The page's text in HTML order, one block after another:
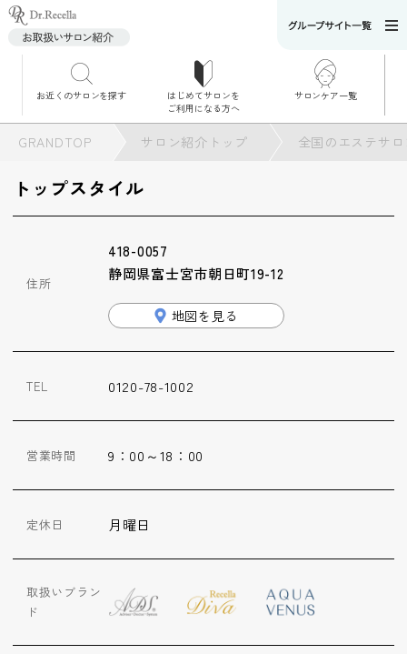
お近くのサロンを探す
はじめてサロンを
ご利用になる方へ
サロンケア一覧
ュー
施術別で探す
お悩み別で探す
角質ケア｜ポレーシ
水素トリートメント
GRANDTOP サロン紹介トップ 全国のエステサ
トップスタイル
住所
418-0057
静岡県富士宮市朝日町19-12
地図を見る
TEL 0120-78-1002
営業時間 9：00～18：00
定休日 月曜日
取扱いブラン
ド